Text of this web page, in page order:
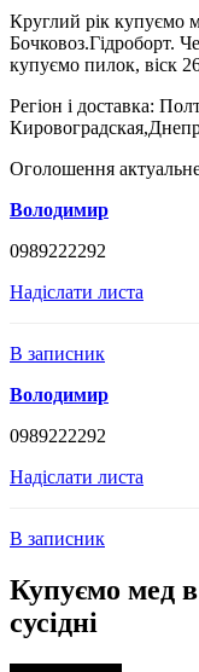
Круглий рік купуємо
Бочковоз.Гідроборт.
купуємо пилок, віск
Регіон і доставка:
Оголошення
Володимир
0989222292
Надіслати листа
В записник
Володимир
0989222292
Надіслати листа
В записник
Купуємо мед в
сусідні